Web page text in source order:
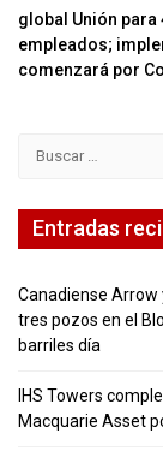
de
entradas
global Unión para
empleados;
comenzará por
Entradas
Canadiense Arrow
tres pozos en el
barriles día
IHS Towers
Macquarie Asset